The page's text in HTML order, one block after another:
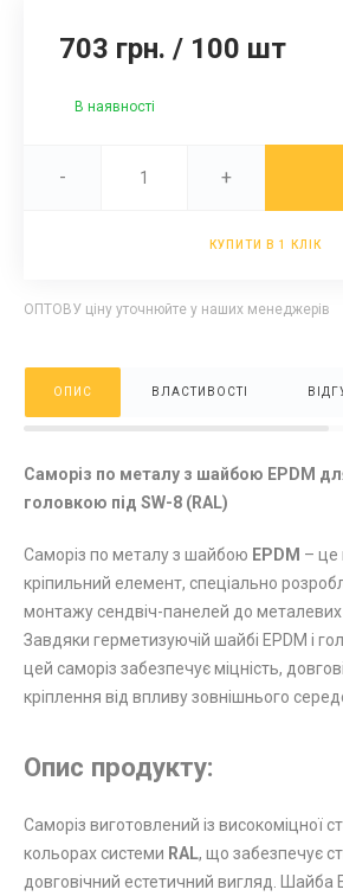
703 грн. / 100 шт
В наявності
- +
КУПИТИ В 1 КЛІК
ОПТОВУ ціну уточнюйте у наших менеджерів
ОПИС ВЛАСТИВОСТІ
Саморіз по металу з шайбою EPDM
головкою під SW-8 (RAL)
Саморіз по металу з шайбою EPDM – це
кріпильний елемент, спеціально
монтажу сендвіч-панелей до металевих
Завдяки герметизуючій шайбі EPDM і
цей саморіз забезпечує міцність,
кріплення від впливу зовнішнього
Опис продукту:
Саморіз виготовлений із високоміцної
кольорах системи RAL, що забезпечує
довговічний естетичний вигляд. Шайба